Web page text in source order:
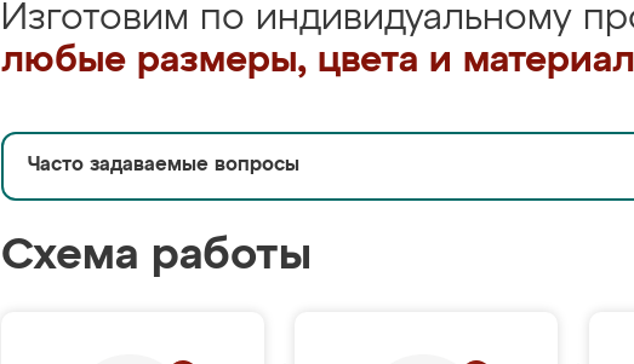
Изготовим по индивидуальному
любые размеры, цвета и
Часто задаваемые вопросы
Схема работы